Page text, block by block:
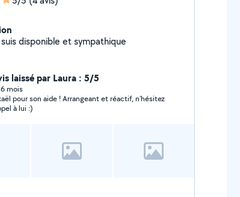
disponible et sympathique
laissé par Laura : 5/5
mois
pour son aide ! Arrangeant et réactif, n’hésitez
à lui :)